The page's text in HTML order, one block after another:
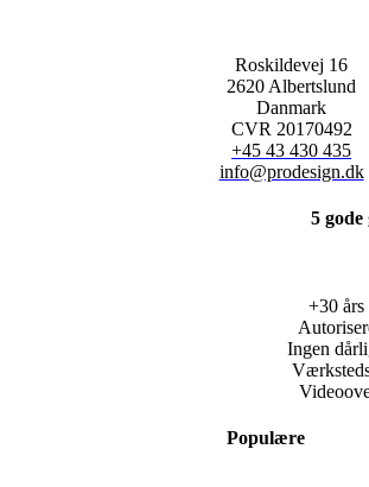
Roskildevej 16
2620 Albertslund
Danmark
CVR 20170492
+45 43 430 435
info@prodesign.dk
5
+30
Ingen
Populære